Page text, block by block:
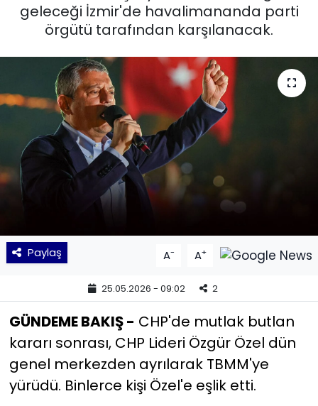
geleceği İzmir'de havalimananda parti
örgütü tarafından karşılanacak.
Paylaş A- A+
25.05.2026 - 09:02 2
GÜNDEME BAKIŞ - CHP'de mutlak butlan
kararı sonrası, CHP Lideri Özgür Özel dün
genel merkezden ayrılarak TBMM'ye
yürüdü. Binlerce kişi Özel'e eşlik etti.
GÜNCEL
KÜLTÜR SANAT
MAGAZİN
POLİTİKA
SAĞLIK
SPOR
TEKNOLOJİ
Yaşam
YEREL POLİTİKA
YEREL YÖNETİMLER